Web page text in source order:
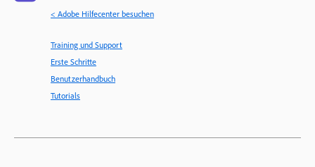
< Adobe Hilfecenter besuchen
Training und Support
Erste Schritte
Benutzerhandbuch
Tutorials